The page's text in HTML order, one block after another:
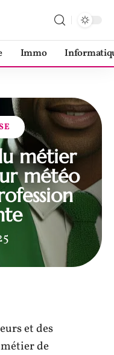
Immo
métier
météo
et des
de